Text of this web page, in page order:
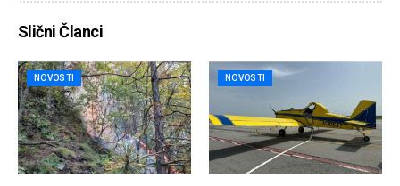
Slični Članci
NOVOSTI NOVOSTI